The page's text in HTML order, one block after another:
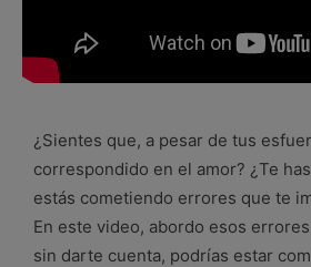
¿Sientes que, a pesar de tus
correspondido en el amor? ¿Te
estás cometiendo errores que te
En este video, abordo esos
sin darte cuenta, podrías estar